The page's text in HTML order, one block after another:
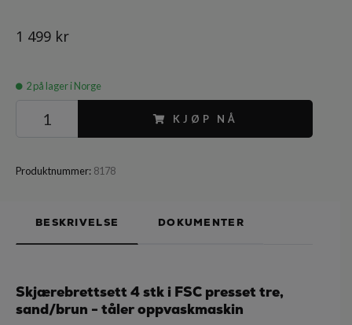
1 499 kr
2på lager i Norge
KJØP NÅ
Produktnummer: 8178
BESKRIVELSE DOKUMENTER
Skjærebrettsett 4 stk i FSC presset tre,
sand/brun - tåler oppvaskmaskin